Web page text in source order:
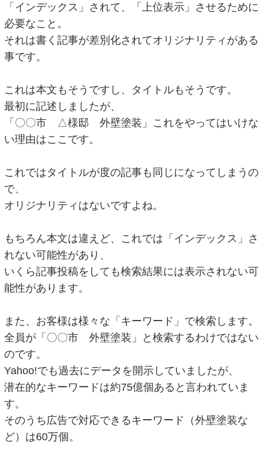
「インデックス」されて、「上位表示」させるために
必要なこと。
それは書く記事が差別化されてオリジナリティがある
事です。
これは本文もそうですし、タイトルもそうです。
最初に記述しましたが、
「〇〇市 △様邸 外壁塗装」これをやってはいけな
い理由はここです。
これではタイトルが度の記事も同じになってしまうの
で、
オリジナリティはないですよね。
もちろん本文は違えど、これでは「インデックス」さ
れない可能性があり、
いくら記事投稿をしても検索結果には表示されない可
能性があります。
また、お客様は様々な「キーワード」で検索します。
全員が「〇〇市 外壁塗装」と検索するわけではない
のです。
Yahoo!でも過去にデータを開示していましたが、
潜在的なキーワードは約75億個あると言われていま
す。
そのうち広告で対応できるキーワード（外壁塗装な
ど）は60万個。